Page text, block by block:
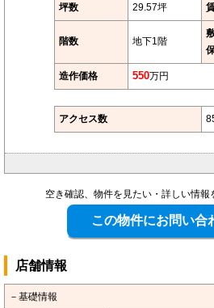
坪数 29.57坪
階数 地下1階
造作価格 550万円
アクセス数
空き確認、物件を見たい・詳しい情報
店舗情報
－基礎情報